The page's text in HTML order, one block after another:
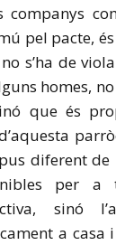
pel pacte,
s’ha de
homes,
que és
diferent de
per a
sinó
a casa